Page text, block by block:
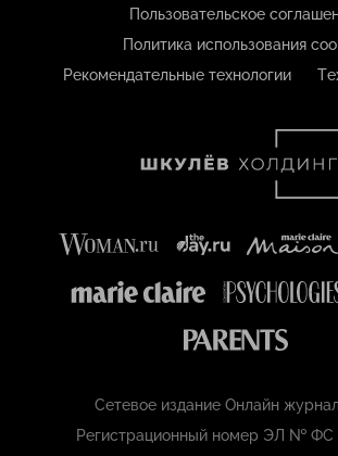
Пользовательское
Политика использования
Рекомендательные технологии
Сетевое издание Онлайн
Регистрационный номер ЭЛ № ФС